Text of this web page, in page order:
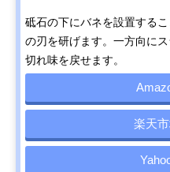
砥石の下にバネを設置する
の刃を研げます。一方向に
切れ味を戻せます。
楽天